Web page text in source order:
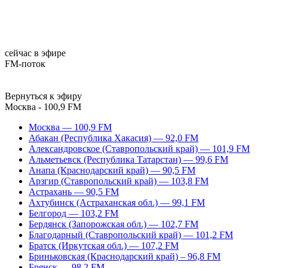
сейчас в эфире
FM-поток
Вернуться к эфиру
Москва - 100,9 FM
Москва — 100,9 FM
Абакан (Республика Хакасия) — 92,0 FM
Александровское (Ставропольский край) — 101,9 FM
Альметьевск (Республика Татарстан) — 99,6 FM
Анапа (Краснодарский край) — 90,5 FM
Арзгир (Ставропольский край) — 103,8 FM
Астрахань — 90,5 FM
Ахтубинск (Астраханская обл.) — 99,1 FM
Белгород — 103,2 FM
Бердянск (Запорожская обл.) — 102,7 FM
Благодарный (Ставропольский край) — 101,2 FM
Братск (Иркутская обл.) — 107,2 FM
Бриньковская (Краснодарский край) – 96,8 FM